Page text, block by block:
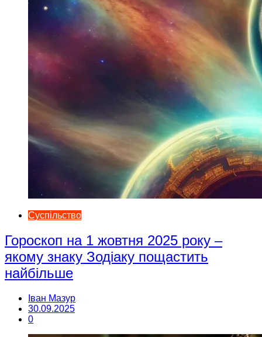
Суспільство
Гороскоп на 1 жовтня 2025 року –
якому знаку Зодіаку пощастить
найбільше
Іван Мазур
30.09.2025
0